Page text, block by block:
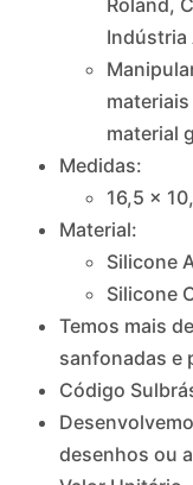
Roland,
Indústria
material
Medidas:
16,5 x
Material:
Silicone
Silicone
Temos mais
sanfonadas e
Código
desenhos ou